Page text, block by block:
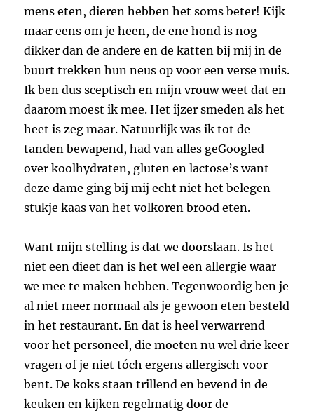
mens eten, dieren hebben het soms beter! Kijk
maar eens om je heen, de ene hond is nog
dikker dan de andere en de katten bij mij in de
buurt trekken hun neus op voor een verse muis.
Ik ben dus sceptisch en mijn vrouw weet dat en
daarom moest ik mee. Het ijzer smeden als het
heet is zeg maar. Natuurlijk was ik tot de
tanden bewapend, had van alles geGoogled
over koolhydraten, gluten en lactose’s want
deze dame ging bij mij echt niet het belegen
stukje kaas van het volkoren brood eten.
Want mijn stelling is dat we doorslaan. Is het
niet een dieet dan is het wel een allergie waar
we mee te maken hebben. Tegenwoordig ben je
al niet meer normaal als je gewoon eten besteld
in het restaurant. En dat is heel verwarrend
voor het personeel, die moeten nu wel drie keer
vragen of je niet tóch ergens allergisch voor
bent. De koks staan trillend en bevend in de
keuken en kijken regelmatig door de